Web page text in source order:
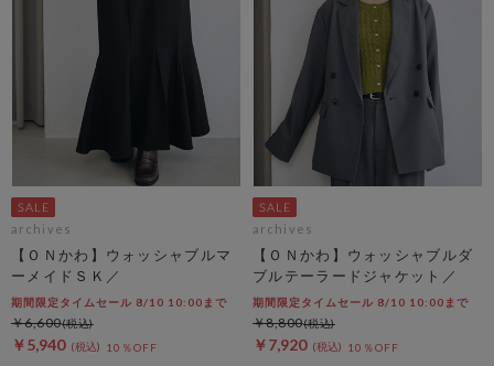
archives
【ＯＮかわ】ウォッシャブルマ
ーメイドＳＫ／
期間限定タイムセール 8/10 10:00まで
￥5,940 10％OFF
￥6,600
archives
【ＯＮかわ】ウォッシャブルダ
ブルテーラードジャケット／
期間限定タイムセール 8/10 10:00まで
￥7,920 10％OFF
￥8,800